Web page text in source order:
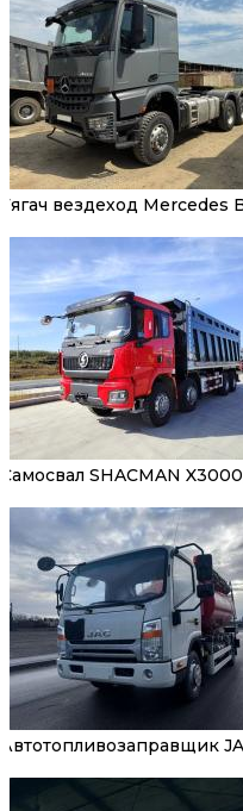
Тягач вездеход Mercedes
Самосвал SHACMAN
Автотопливозаправщик